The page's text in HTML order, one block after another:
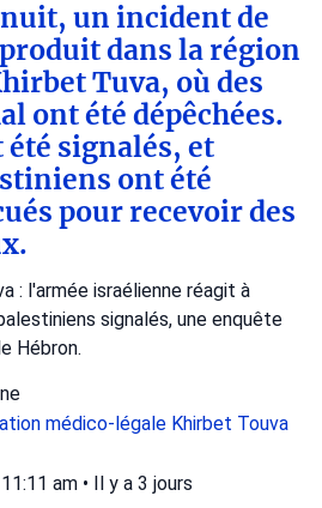
un incident de
dans la région
Tuva, où des
ont été dépêchées.
été signalés, et
ont été
pour recevoir des
: l'armée israélienne réagit à
signalés, une enquête
Hébron.
médico-légale Khirbet Touva
am • Il y a 3 jours